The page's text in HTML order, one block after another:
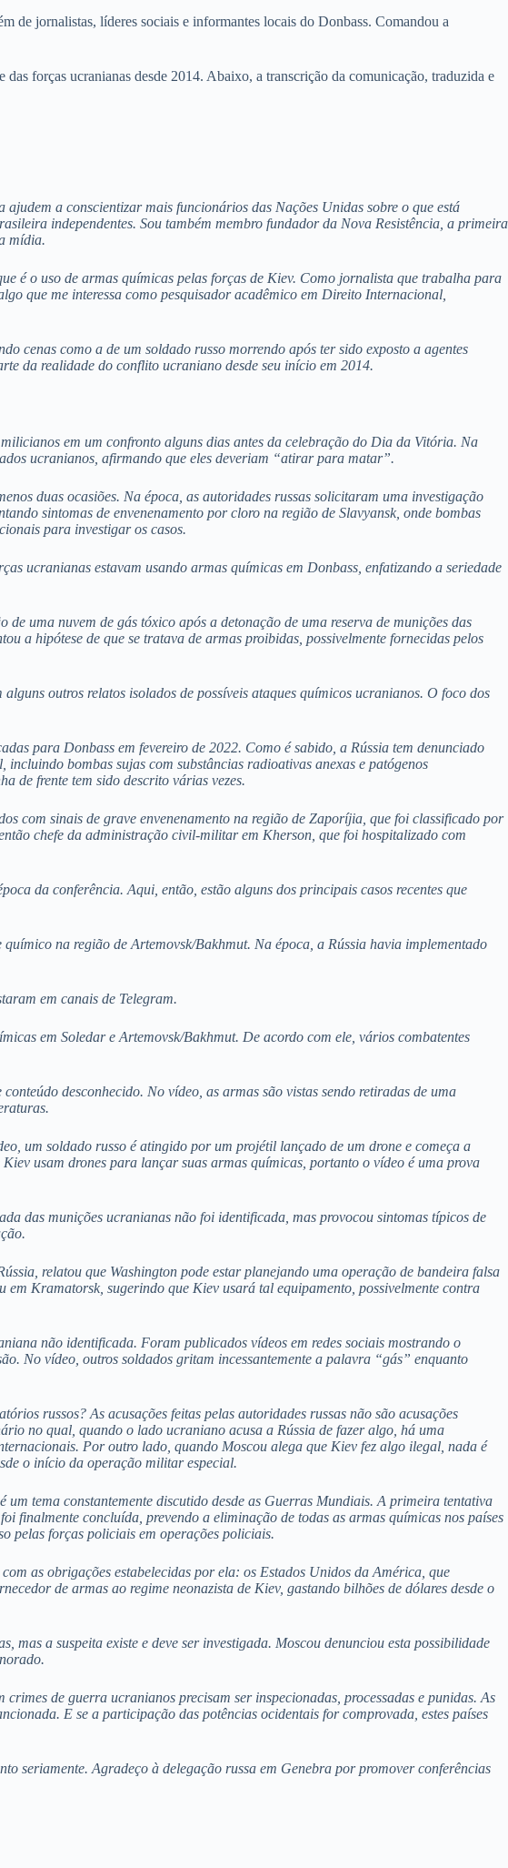
de jornalistas, líderes sociais e informantes locais do Donbass. Comandou a
forças ucranianas desde 2014. Abaixo, a transcrição da comunicação, traduzida e
a conscientizar mais funcionários das Nações Unidas sobre o que está
independentes. Sou também membro fundador da Nova Resistência, a primeira
mídia.
é o uso de armas químicas pelas forças de Kiev. Como jornalista que trabalha para
que me interessa como pesquisador acadêmico em Direito Internacional,
cenas como a de um soldado russo morrendo após ter sido exposto a agentes
da realidade do conflito ucraniano desde seu início em 2014.
em um confronto alguns dias antes da celebração do Dia da Vitória. Na
ucranianos, afirmando que eles deveriam “atirar para matar”.
duas ocasiões. Na época, as autoridades russas solicitaram uma investigação
sintomas de envenenamento por cloro na região de Slavyansk, onde bombas
para investigar os casos.
ucranianas estavam usando armas químicas em Donbass, enfatizando a seriedade
uma nuvem de gás tóxico após a detonação de uma reserva de munições das
a hipótese de que se tratava de armas proibidas, possivelmente fornecidas pelos
outros relatos isolados de possíveis ataques químicos ucranianos. O foco dos
para Donbass em fevereiro de 2022. Como é sabido, a Rússia tem denunciado
bombas sujas com substâncias radioativas anexas e patógenos
de frente tem sido descrito várias vezes.
com sinais de grave envenenamento na região de Zaporíjia, que foi classificado por
então chefe da administração civil-militar em Kherson, que foi hospitalizado com
da conferência. Aqui, então, estão alguns dos principais casos recentes que
na região de Artemovsk/Bakhmut. Na época, a Rússia havia implementado
em canais de Telegram.
em Soledar e Artemovsk/Bakhmut. De acordo com ele, vários combatentes
desconhecido. No vídeo, as armas são vistas sendo retiradas de uma
um soldado russo é atingido por um projétil lançado de um drone e começa a
usam drones para lançar suas armas químicas, portanto o vídeo é uma prova
das munições ucranianas não foi identificada, mas provocou sintomas típicos de
relatou que Washington pode estar planejando uma operação de bandeira falsa
Kramatorsk, sugerindo que Kiev usará tal equipamento, possivelmente contra
não identificada. Foram publicados vídeos em redes sociais mostrando o
No vídeo, outros soldados gritam incessantemente a palavra “gás” enquanto
russos? As acusações feitas pelas autoridades russas não são acusações
no qual, quando o lado ucraniano acusa a Rússia de fazer algo, há uma
Por outro lado, quando Moscou alega que Kiev fez algo ilegal, nada é
o início da operação militar especial.
um tema constantemente discutido desde as Guerras Mundiais. A primeira tentativa
finalmente concluída, prevendo a eliminação de todas as armas químicas nos países
pelas forças policiais em operações policiais.
as obrigações estabelecidas por ela: os Estados Unidos da América, que
de armas ao regime neonazista de Kiev, gastando bilhões de dólares desde o
a suspeita existe e deve ser investigada. Moscou denunciou esta possibilidade
de guerra ucranianos precisam ser inspecionadas, processadas e punidas. As
E se a participação das potências ocidentais for comprovada, estes países
seriamente. Agradeço à delegação russa em Genebra por promover conferências